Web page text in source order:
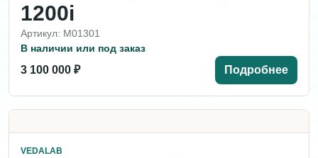
1200i
Артикул: M01301
В наличии или под заказ
3 100 000 ₽ Подробнее
VEDALAB